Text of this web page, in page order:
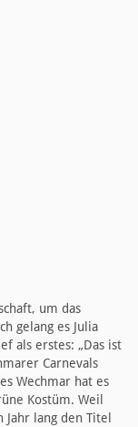
um das
gelang es Julia
als erstes: „Das ist
Carnevals
Wechmar hat es
Kostüm. Weil
lang den Titel